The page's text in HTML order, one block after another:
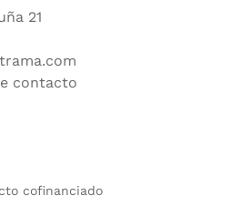
21
contacto
cofinanciado